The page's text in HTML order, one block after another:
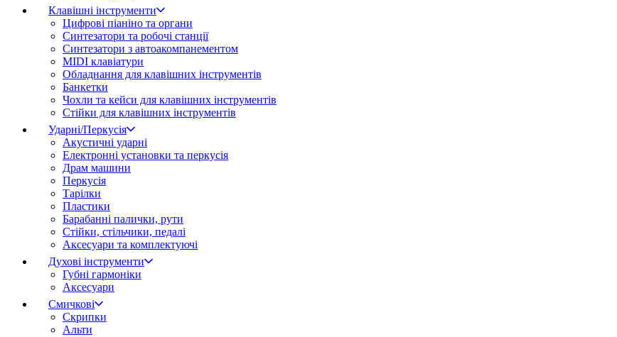
Клавішні інструменти
Цифрові піаніно та органи
Синтезатори та робочі станції
Синтезатори з автоакомпанементом
MIDI клавіатури
Обладнання для клавішних інструментів
Банкетки
Чохли та кейси для клавішних інструментів
Стійки для клавішних інструментів
Ударні/Перкусія
Акустичні ударні
Електронні установки та перкусія
Драм машини
Перкусія
Тарілки
Пластики
Барабанні палички, рути
Стійки, стільчики, педалі
Аксесуари та комплектуючі
Духові інструменти
Губні гармоніки
Аксесуари
Смичкові
Скрипки
Альти